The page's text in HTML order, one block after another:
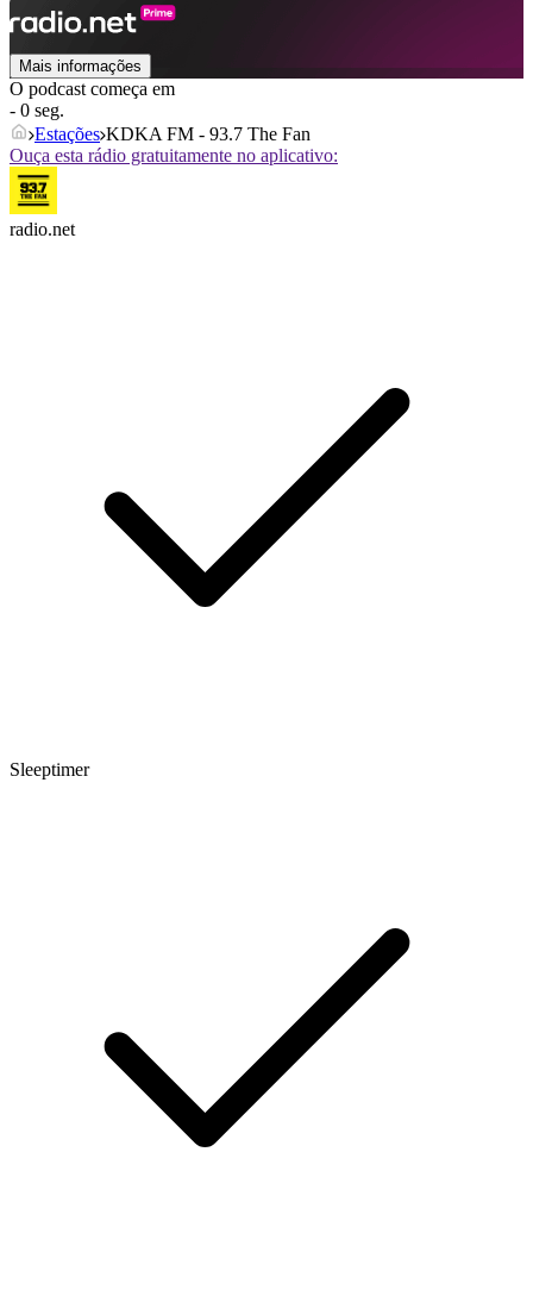
Mais informações
O podcast começa em
- 0 seg.
Estações KDKA FM - 93.7 The Fan
Ouça esta rádio gratuitamente no aplicativo:
radio.net
Sleeptimer